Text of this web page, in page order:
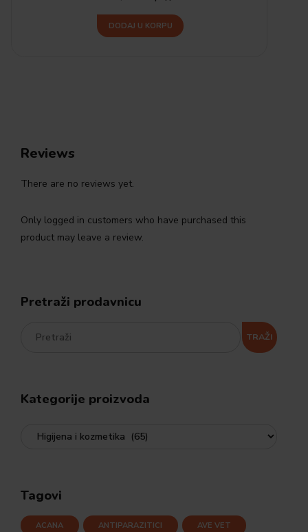
DODAJ U KORPU
Reviews
There are no reviews yet.
Only logged in customers who have purchased this
product may leave a review.
Pretraži prodavnicu
TRAŽI
Kategorije proizvoda
Tagovi
ACANA ANTIPARAZITICI AVE VET